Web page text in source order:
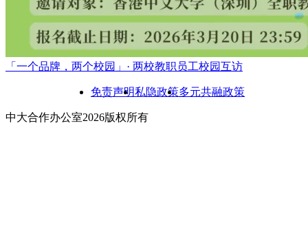
「一个品牌，两个校园」· 两校教职员工校园互访
免责声明私隐政策多元共融政策
中大合作办公室2026版权所有